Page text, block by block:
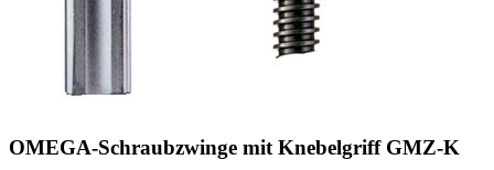
OMEGA-Schraubzwinge mit Knebelgriff GMZ-K